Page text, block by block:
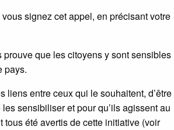
signez cet appel, en précisant votre
que les citoyens y sont sensibles
pays.
entre ceux qui le souhaitent, d’être
sensibiliser et pour qu’ils agissent au
été avertis de cette initiative (voir